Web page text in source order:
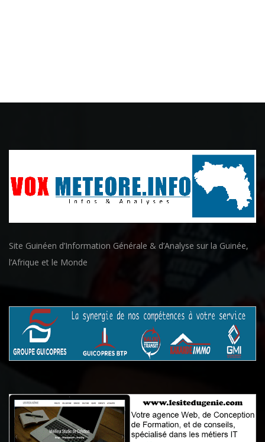
Site Guinéen d’Information Générale & d’Analyse sur la Guinée,
l’Afrique et le Monde